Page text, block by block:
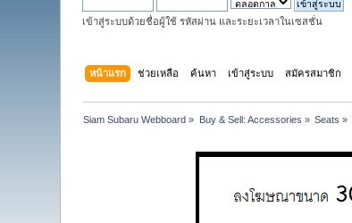
เข้าสู่ระบบด้วยชื่อผู้ใช้ รหัสผ่าน และระยะเวลาในเซสชั่น
หน้าแรก ช่วยเหลือ ค้นหา เข้าสู่ระบบ สมัครสมาชิก
Siam Subaru Webboard » Buy & Sell: Accessories » Seats »